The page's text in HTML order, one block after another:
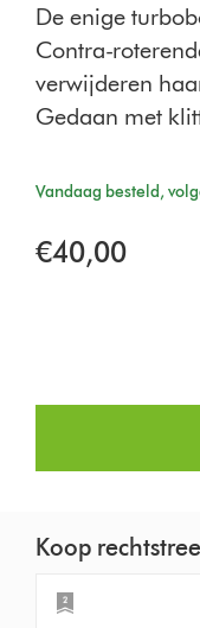
De enige
Contra-
verwijderen
Gedaan met
Vandaag besteld,
€40,00
Koop